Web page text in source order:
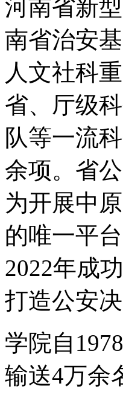
河南省新
南省治安
人文社科
省、厅级
队等一流
余项。省
为开展中
的唯一平
2022年成
打造公安
学院自
输送4万余